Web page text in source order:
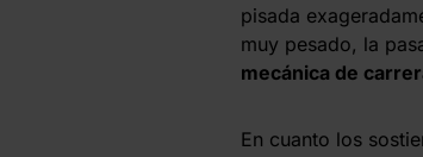
pisada
muy pesado, la
mecánica de
En cuanto los